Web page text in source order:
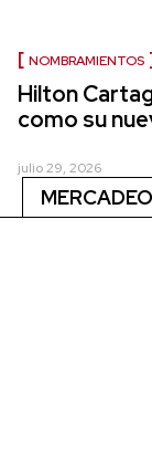
NOMBRAMIENTOS
Hilton
como su
julio 29, 2026
MERCADEO